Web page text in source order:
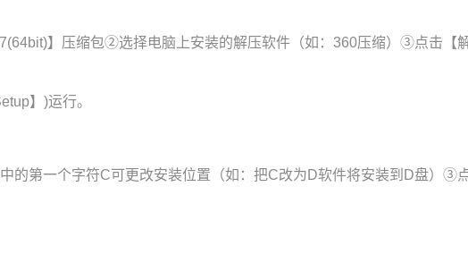
】压缩包②选择电脑上安装的解压软件（如：360压缩）③点击【
】)运行。
第一个字符C可更改安装位置（如：把C改为D软件将安装到D盘）③点